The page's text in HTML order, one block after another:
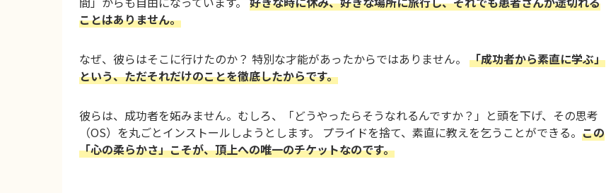
ことはありません。
なぜ、彼らはそこに行けたのか？ 特別な才能があったからではありません。 「成功者から素直に学ぶ」
という、ただそれだけのことを徹底したからです。
彼らは、成功者を妬みません。むしろ、「どうやったらそうなれるんですか？」と頭を下げ、その思考
（OS）を丸ごとインストールしようとします。 プライドを捨て、素直に教えを乞うことができる。 この
「心の柔らかさ」こそが、頂上への唯一のチケットなのです。